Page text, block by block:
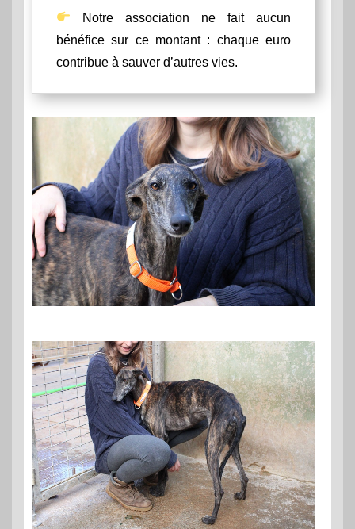
Notre association ne fait aucun
bénéfice sur ce montant : chaque euro
contribue à sauver d’autres vies.